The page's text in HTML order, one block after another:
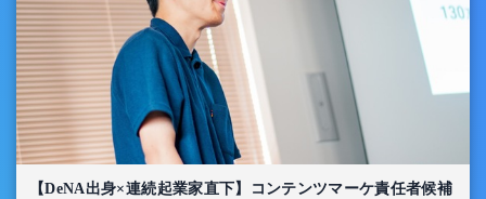
【DeNA出身×連続起業家直下】コンテンツマーケ責任者候補